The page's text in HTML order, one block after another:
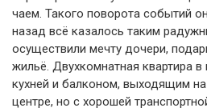
чаем. Такого поворота событий
назад всё казалось таким
осуществили мечту дочери,
жильё. Двухкомнатная квартира
кухней и балконом, выходящим
центре, но с хорошей